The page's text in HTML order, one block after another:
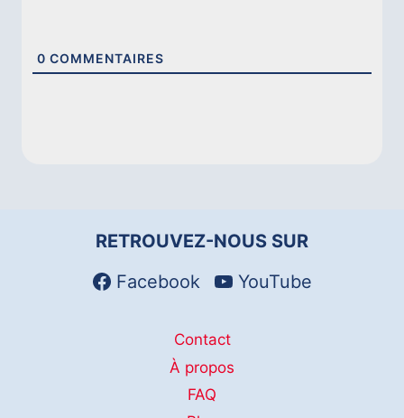
0 COMMENTAIRES
RETROUVEZ-NOUS SUR
Facebook
YouTube
Contact
À propos
FAQ